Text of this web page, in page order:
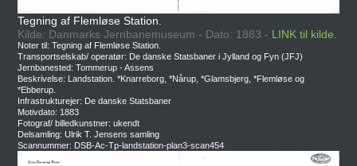
Tegning af Flemløse Station.
Kilde: Danmarks Jernbanemuseum - Dato: 1883 - LINK til kilde.
Noter til: Tegning af Flemløse Station.
Transportselskab/ operatør: De danske Statsbaner i Jylland og Fyn (JFJ)
Jernbanested: Tommerup - Assens
Beskrivelse: Landstation. *Knarreborg, *Nårup, *Glamsbjerg, *Flemløse og
*Ebberup.
Infrastrukturejer: De danske Statsbaner
Motivdato: 1883
Fotograf/ billedkunstner: ukendt
Delsamling: Ulrik T. Jensens samling
Scannummer: DSB-Ac-Tp-landstation-plan3-scan454